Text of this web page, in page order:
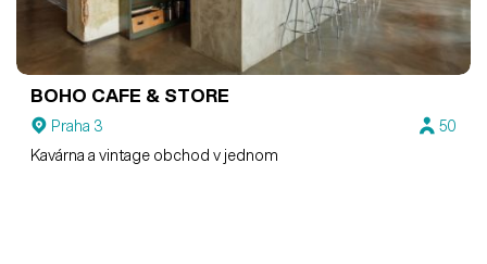
BOHO CAFE & STORE
Praha 3
50
Kavárna a vintage obchod v jednom